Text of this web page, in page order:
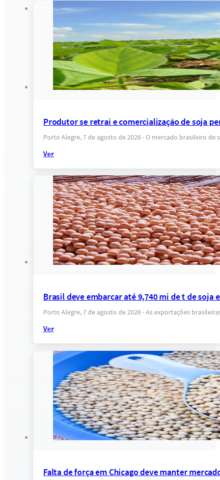
Produtor se retrai e comercialização de soja
Porto Alegre, 7 de agosto de 2026 - O mercado brasileiro
Ver
Brasil deve embarcar até 9,740 mi de t de soja
Porto Alegre, 7 de agosto de 2026 - As exportações
Ver
Falta de força em Chicago deve manter